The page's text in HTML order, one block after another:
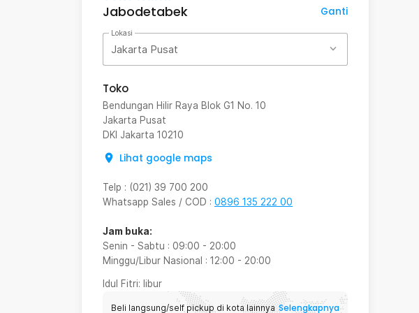
Jabodetabek
Ganti
Lokasi
Jakarta Pusat
Toko
Bendungan Hilir Raya Blok G1 No. 10
Jakarta Pusat
DKI Jakarta 10210
Lihat google maps
Telp : (021) 39 700 200
Whatsapp Sales / COD : 0896 135 222 00
Jam buka:
Senin - Sabtu : 09:00 - 20:00
Minggu/Libur Nasional : 12:00 - 20:00
Idul Fitri: libur
Beli langsung/self pickup di kota lainnya Selengkapnya